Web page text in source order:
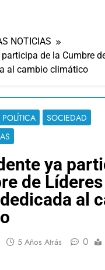
NOTICIAS
de la Cumbre
al cambio climático
POLÍTICA
SOCIEDAD
ya
de Líderes
al
5 Años Atrás 0